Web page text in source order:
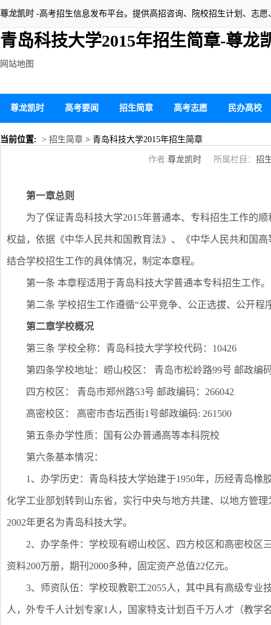
尊龙凯时 -高考招生信息发布平台。提供高招咨询、院校招生计划、志
青岛科技大学2015年招生简章-尊龙
尊龙凯时 高考要闻 招生简章 高考志愿 民办高校
当前位置: > 招生简章 > 青岛科技大学2015年招生简章
作者:尊龙凯时 所属栏目： 招
第一章总则
为了保证青岛科技大学2015年普通本、专科招生工作的
权益，依据《中华人民共和国教育法》、《中华人民共和国
结合学校招生工作的具体情况，制定本章程。
第一条 本章程适用于青岛科技大学普通本专科招生工作。
第二条 学校招生工作遵循“公平竞争、公正选拔、公开
第二章学校概况
第三条 学校全称：青岛科技大学学校代码：10426
第四条学校地址：崂山校区： 青岛市松岭路99号 邮政编
四方校区： 青岛市郑州路53号 邮政编码：266042
高密校区： 高密市杏坛西街1号邮政编码: 261500
第五条办学性质：国有公办普通高等本科院校
第六条基本情况：
1、办学历史：青岛科技大学始建于1950年，历经青岛橡
化学工业部划转到山东省，实行中央与地方共建、以地方管
2002年更名为青岛科技大学。
2、办学条件：学校现有崂山校区、四方校区和高密校区
资料200万册，期刊2000多种，固定资产总值22亿元。
3、师资队伍：学校现教职工2055人，其中具有高级专业
人，外专千人计划专家1人，国家特支计划百千万人才（教学
网站地图